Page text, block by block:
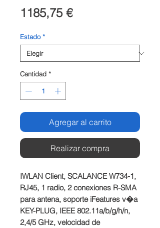
1185,75 €Precio
Estado *
Cantidad *
Agregar al carrito
Realizar compra
IWLAN Client, SCALANCE W734-1,
RJ45, 1 radio, 2 conexiones R-SMA
para antena, soporte iFeatures v�a
KEY-PLUG, IEEE 802.11a/b/g/h/n,
2,4/5 GHz, velocidad de